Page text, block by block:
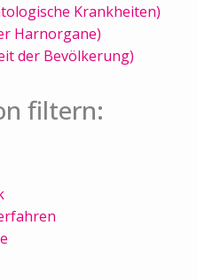
Krankheiten)
Harnorgane)
der Bevölkerung)
filtern: